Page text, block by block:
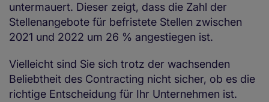
untermauert. Dieser zeigt, dass die Zahl der
Stellenangebote für befristete Stellen zwischen
2021 und 2022 um 26 % angestiegen ist.
Vielleicht sind Sie sich trotz der wachsenden
Beliebtheit des Contracting nicht sicher, ob es die
richtige Entscheidung für Ihr Unternehmen ist.